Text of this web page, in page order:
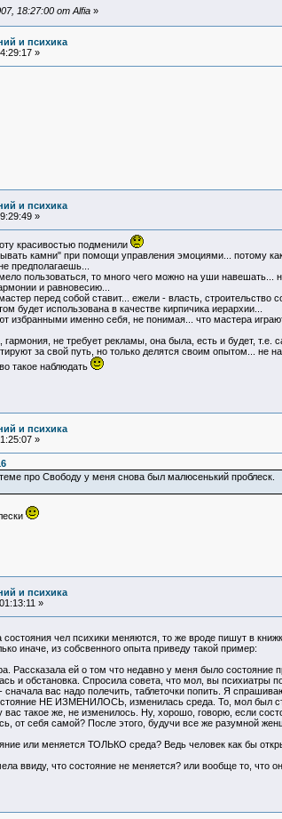
18:27:00 от Alfia»
и психика
»
и психика
»
красивостью подменили
камни" при помощи управления эмоциями... потому
предполагаешь...
пользоваться, то много чего можно на уши навешать...
и равновесию...
перед собой ставит... ежели - власть, строительство
будет использована в качестве кирпичика иерархии...
избранными именно себя, не понимая... что мастера
не требует рекламы, она была, есть и будет, т.е.
за свой путь, но только делятся своим опытом... не
такое наблюдать
и психика
»
про Свободу у меня снова был малюсенький проблеск.
и психика
»
чел психики меняются, то же вроде пишут в
иначе, из собсвенного опыта приведу такой пример:
Рассказала ей о том что недавно у меня было
и обстановка. Спросила совета, что мол, вы психиатры
сначала вас надо полечить, таблеточки попить. Я
НЕ ИЗМЕНИЛОСЬ, изменилась среда. То, мол был
такое же, не изменилось. Ну, хорошо, говорю, если
от себя самой? После этого, будучи все же разумной
или меняется ТОЛЬКО среда? Ведь человек как бы
ввиду, что состояние не меняется? или вообще то, что